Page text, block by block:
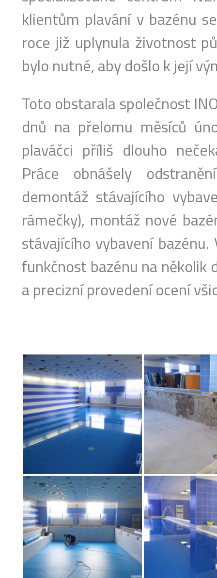
klientům plavání v bazénu
roce již uplynula životnost
bylo nutné, aby došlo k její
Toto obstarala společnost
dnů na přelomu měsíců
plaváčci příliš dlouho
Práce obnášely
demontáž stávajícího
rámečky), montáž nové
stávajícího vybavení
funkčnost bazénu na několik
a precizní provedení ocení